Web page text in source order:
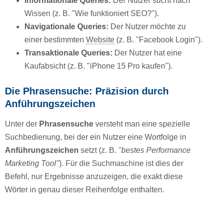
Wissen (z. B. "Wie funktioniert SEO?").
Navigationale Queries: Der Nutzer möchte zu
einer bestimmten Website (z. B. "Facebook Login").
Transaktionale Queries: Der Nutzer hat eine
Kaufabsicht (z. B. "iPhone 15 Pro kaufen").
Die Phrasensuche: Präzision durch
Anführungszeichen
Unter der Phrasensuche versteht man eine spezielle
Suchbedienung, bei der ein Nutzer eine Wortfolge in
Anführungszeichen setzt (z. B. "bestes Performance
Marketing Tool"). Für die Suchmaschine ist dies der
Befehl, nur Ergebnisse anzuzeigen, die exakt diese
Wörter in genau dieser Reihenfolge enthalten.